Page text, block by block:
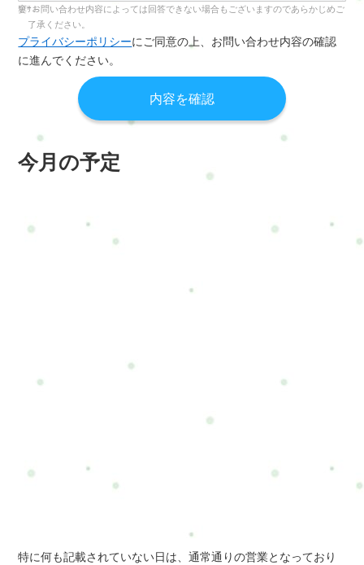
お問い合わせ内容によっては回答できない場合もございますのであらかじめご
了承ください。
プライバシーポリシーにご同意の上、お問い合わせ内容の確認
に進んでください。
今月の予定
特に何も記載されていない日は、通常通りの営業となっており